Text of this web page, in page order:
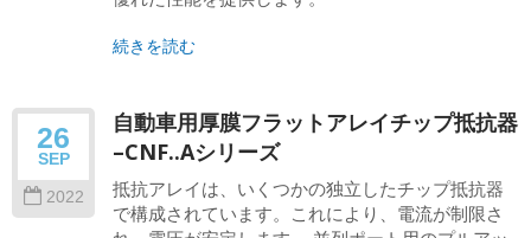
続きを読む
26
SEP
2022
自動車用厚膜フラットアレイチップ抵抗器
–CNF..Aシリーズ
抵抗アレイは、いくつかの独立したチップ抵抗器
で構成されています。これにより、電流が制限さ